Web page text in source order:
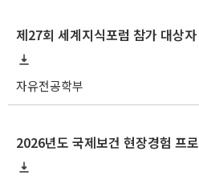
자유전공학부
2026년도 국제보건 현장경험 프